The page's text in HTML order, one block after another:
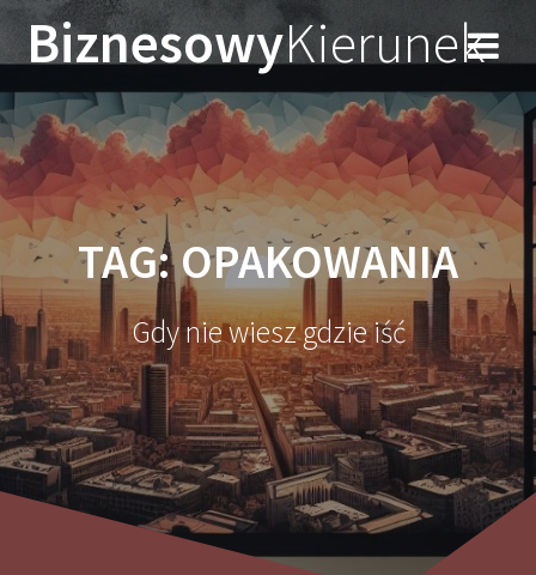
Przejdź
do
treści
BiznesowyKierunek
TAG:OPAKOWANIA
Gdy nie wiesz gdzie iść